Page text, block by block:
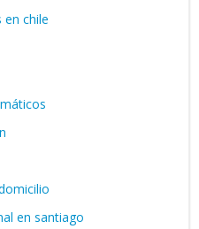
chile
en santiago